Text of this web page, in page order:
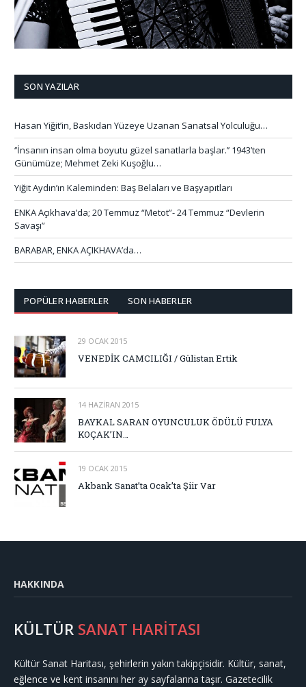
SON YAZILAR
Hasan Yiğit’in, Baskıdan Yüzeye Uzanan Sanatsal Yolculuğu…
‘’İnsanın insan olma boyutu güzel sanatlarla başlar.’’ 1943’ten
Günümüze; Mehmet Zeki Kuşoğlu…
Yiğit Aydın’ın Kaleminden: Baş Belaları ve Başyapıtları
ENKA Açıkhava’da; 20 Temmuz “Metot”- 24 Temmuz “Devlerin
Savaşı”
BARABAR, ENKA AÇIKHAVA’da…
POPÜLER HABERLER SON HABERLER
29 OCAK 2015
VENEDİK CAMCILIĞI / Gülistan Ertik
14 HAZIRAN 2015
BAYKAL SARAN OYUNCULUK ÖDÜLÜ FULYA
KOÇAK’IN…
19 OCAK 2015
Akbank Sanat’ta Ocak’ta Şiir Var
HAKKINDA
KÜLTÜR SANAT HARİTASI
Kültür Sanat Haritası, şehirlerin yakın takipçisidir. Kültür, sanat,
eğlence ve kent insanını her ay sayfalarına taşır. Gazetecilik